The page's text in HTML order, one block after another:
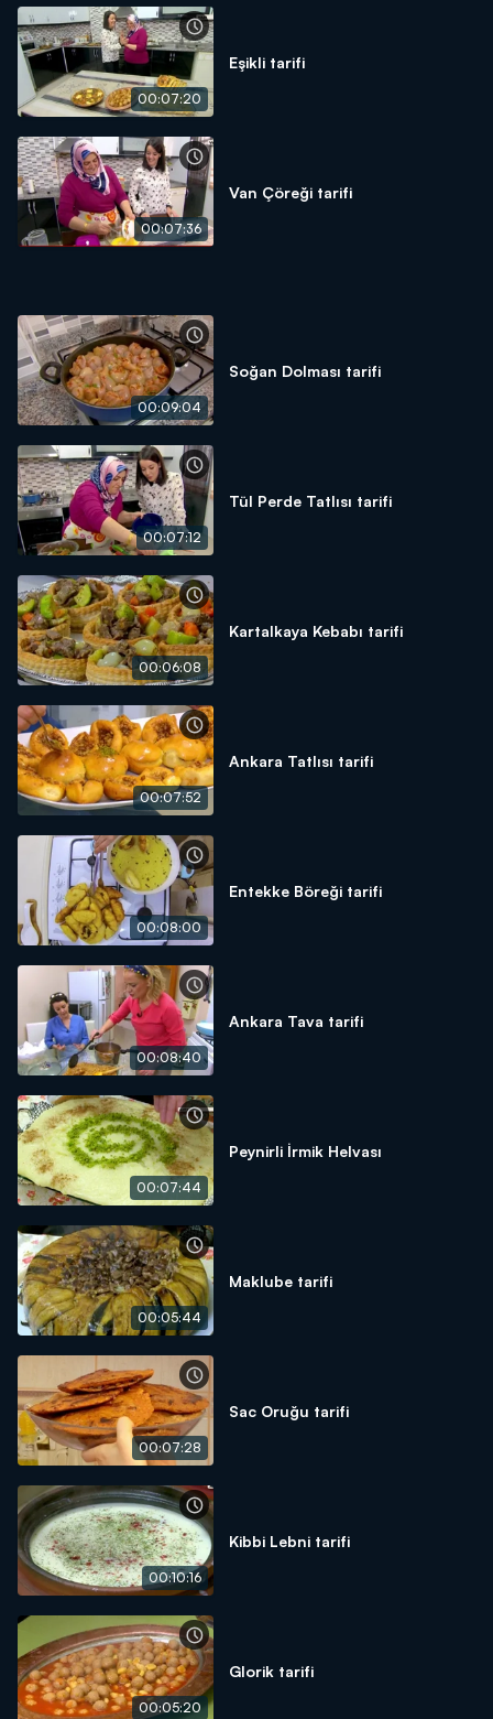
00:07:20
Eşikli tarifi
00:07:36
Van Çöreği tarifi
00:09:04
Soğan Dolması tarifi
00:07:12
Tül Perde Tatlısı tarifi
00:06:08
Kartalkaya Kebabı tarifi
00:07:52
Ankara Tatlısı tarifi
00:08:00
Entekke Böreği tarifi
00:08:40
Ankara Tava tarifi
00:07:44
Peynirli İrmik Helvası
00:05:44
Maklube tarifi
00:07:28
Sac Oruğu tarifi
00:10:16
Kibbi Lebni tarifi
00:05:20
Glorik tarifi